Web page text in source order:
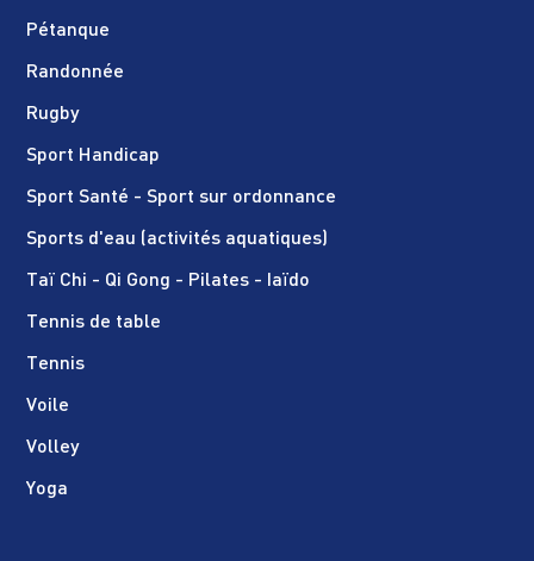
Pétanque
Randonnée
Rugby
Sport Handicap
Sport Santé - Sport sur ordonnance
Sports d'eau (activités aquatiques)
Taï Chi - Qi Gong - Pilates - Iaïdo
Tennis de table
Tennis
Voile
Volley
Yoga